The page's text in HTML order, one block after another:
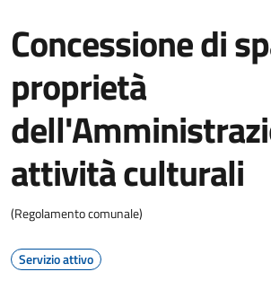
Concessione di
proprietà
attività culturali
(Regolamento comunale)
Servizio attivo